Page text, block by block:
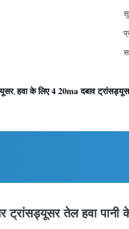
,हवा के लिए 4 20ma दबाव
तेल हवा पानी